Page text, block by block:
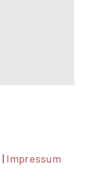
| Impressum